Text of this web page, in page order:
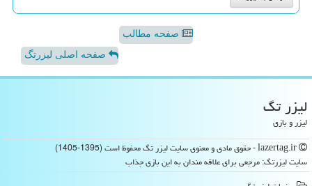
صفحه مطالب
صفحه اصلی لیزرتگ
لیزر تگ
لیزر و بازی
سایت لیزرتگ: مرجعی برای علاقه مندان به این بازی جذاب